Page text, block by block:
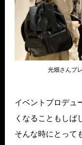
光畑さんプ
イベントプロデュ
くなることもしば
そんな時にとって